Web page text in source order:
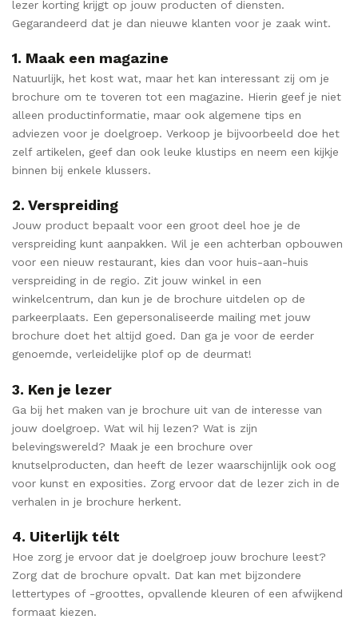
lezer korting krijgt op jouw producten of diensten.
Gegarandeerd dat je dan nieuwe klanten voor je zaak wint.
1. Maak een magazine
Natuurlijk, het kost wat, maar het kan interessant zij om je
brochure om te toveren tot een magazine. Hierin geef je niet
alleen productinformatie, maar ook algemene tips en
adviezen voor je doelgroep. Verkoop je bijvoorbeeld doe het
zelf artikelen, geef dan ook leuke klustips en neem een kijkje
binnen bij enkele klussers.
2. Verspreiding
Jouw product bepaalt voor een groot deel hoe je de
verspreiding kunt aanpakken. Wil je een achterban opbouwen
voor een nieuw restaurant, kies dan voor huis-aan-huis
verspreiding in de regio. Zit jouw winkel in een
winkelcentrum, dan kun je de brochure uitdelen op de
parkeerplaats. Een gepersonaliseerde mailing met jouw
brochure doet het altijd goed. Dan ga je voor de eerder
genoemde, verleidelijke plof op de deurmat!
3. Ken je lezer
Ga bij het maken van je brochure uit van de interesse van
jouw doelgroep. Wat wil hij lezen? Wat is zijn
belevingswereld? Maak je een brochure over
knutselproducten, dan heeft de lezer waarschijnlijk ook oog
voor kunst en exposities. Zorg ervoor dat de lezer zich in de
verhalen in je brochure herkent.
4. Uiterlijk télt
Hoe zorg je ervoor dat je doelgroep jouw brochure leest?
Zorg dat de brochure opvalt. Dat kan met bijzondere
lettertypes of -groottes, opvallende kleuren of een afwijkend
formaat kiezen.